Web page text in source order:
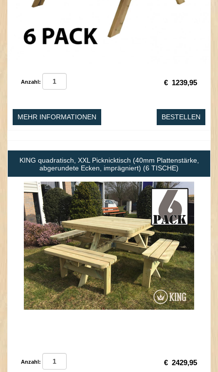
Anzahl: € 1239,95
MEHR INFORMATIONEN BESTELLEN
KING quadratisch, XXL Picknicktisch (40mm Plattenstärke,
abgerundete Ecken, imprägniert) (6 TISCHE)
Anzahl: € 2429,95